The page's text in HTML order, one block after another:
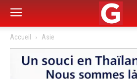
Accueil Asie